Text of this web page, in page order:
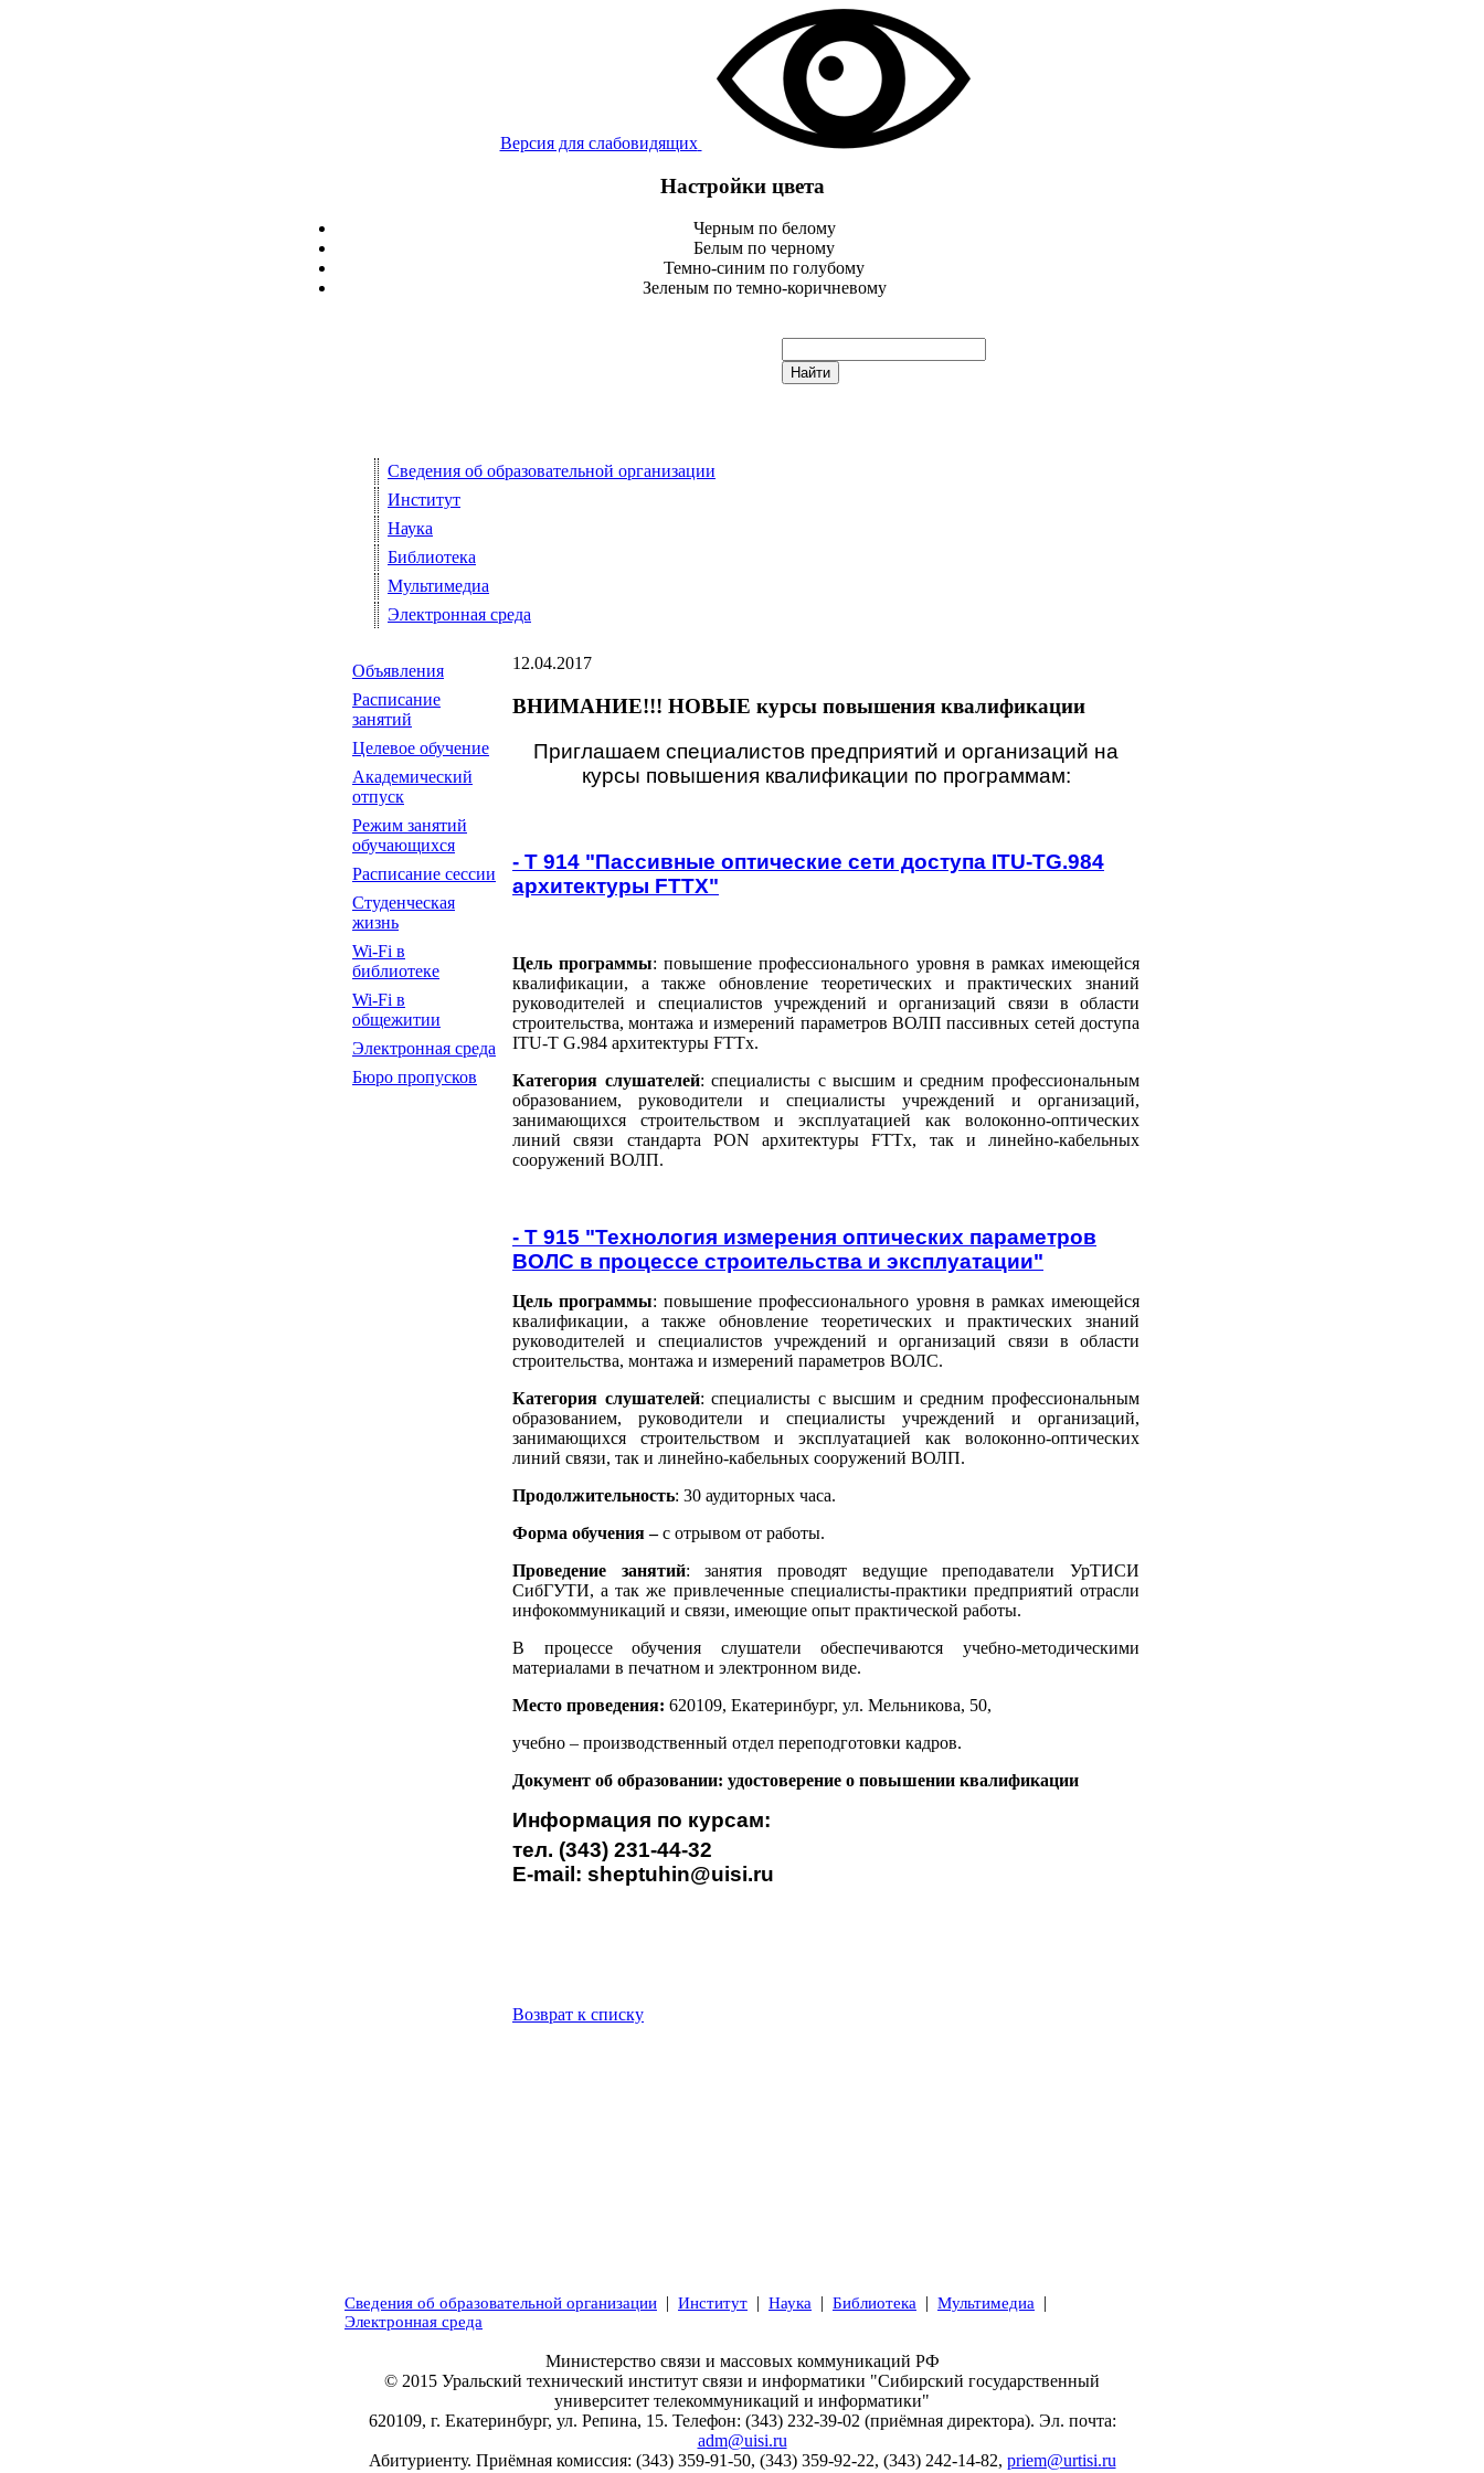
Версия для слабовидящих
Настройки цвета
Черным по белому
Белым по черному
Темно-синим по голубому
Зеленым по темно-коричневому
Сведения об образовательной организации
Институт
Наука
Библиотека
Мультимедиа
Электронная среда
Объявления
Расписание
занятий
Целевое обучение
Академический
отпуск
Режим занятий
обучающихся
Расписание сессии
Студенческая
жизнь
Wi-Fi в
библиотеке
Wi-Fi в
общежитии
Электронная среда
Бюро пропусков
12.04.2017
ВНИМАНИЕ!!! НОВЫЕ курсы повышения квалификации
Приглашаем специалистов предприятий и организаций на
курсы повышения квалификации по программам:
- Т 914 "Пассивные оптические сети доступа ITU-TG.984
архитектуры FTTX"
Цель программы: повышение профессионального уровня в рамках имеющейся
квалификации, а также обновление теоретических и практических знаний
руководителей и специалистов учреждений и организаций связи в области
строительства, монтажа и измерений параметров ВОЛП пассивных сетей доступа
ITU-T G.984 архитектуры FTTx.
Категория слушателей: специалисты с высшим и средним профессиональным
образованием, руководители и специалисты учреждений и организаций,
занимающихся строительством и эксплуатацией как волоконно-оптических
линий связи стандарта PON архитектуры FTTx, так и линейно-кабельных
сооружений ВОЛП.
- Т 915 "Технология измерения оптических параметров
ВОЛС в процессе строительства и эксплуатации"
Цель программы: повышение профессионального уровня в рамках имеющейся
квалификации, а также обновление теоретических и практических знаний
руководителей и специалистов учреждений и организаций связи в области
строительства, монтажа и измерений параметров ВОЛС.
Категория слушателей: специалисты с высшим и средним профессиональным
образованием, руководители и специалисты учреждений и организаций,
занимающихся строительством и эксплуатацией как волоконно-оптических
линий связи, так и линейно-кабельных сооружений ВОЛП.
Продолжительность: 30 аудиторных часа.
Форма обучения –с отрывом от работы.
Проведение занятий: занятия проводят ведущие преподаватели УрТИСИ
СибГУТИ, а так же привлеченные специалисты-практики предприятий отрасли
инфокоммуникаций и связи, имеющие опыт практической работы.
В процессе обучения слушатели обеспечиваются учебно-методическими
материалами в печатном и электронном виде.
Место проведения: 620109, Екатеринбург, ул. Мельникова, 50,
учебно – производственный отдел переподготовки кадров.
Документ об образовании: удостоверение о повышении квалификации
Информация по курсам:
тел. (343) 231-44-32
E-mail: sheptuhin@uisi.ru
Возврат к списку
Сведения об образовательной организации | Институт | Наука | Библиотека | Мультимедиа |
Электронная среда
Министерство связи и массовых коммуникаций РФ
© 2015 Уральский технический институт связи и информатики "Сибирский государственный
университет телекоммуникаций и информатики"
620109, г. Екатеринбург, ул. Репина, 15. Телефон: (343) 232-39-02 (приёмная директора). Эл. почта:
adm@uisi.ru
Абитуриенту. Приёмная комиссия: (343) 359-91-50, (343) 359-92-22, (343) 242-14-82, priem@urtisi.ru